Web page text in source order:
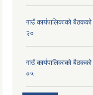
गाउँ कार्यपालिकाको
२०
गाउँ कार्यपालिकाको
०५